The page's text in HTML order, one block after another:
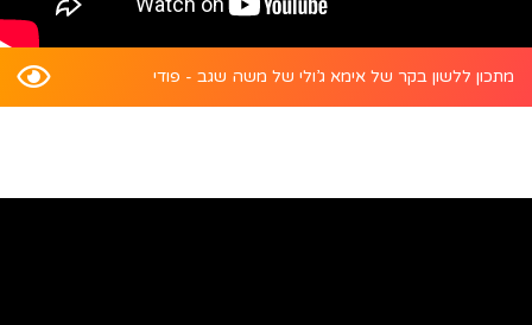
מתכון ללשון בקר של אימא ג’ולי של משה שגב - פודי